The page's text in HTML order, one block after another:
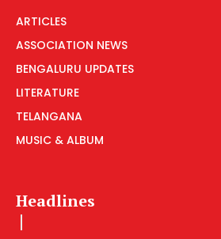
ARTICLES
ASSOCIATION NEWS
BENGALURU UPDATES
LITERATURE
TELANGANA
MUSIC & ALBUM
Headlines